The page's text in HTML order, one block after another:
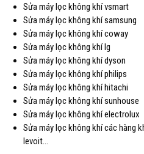
Sửa máy lọc không khí vsmart
Sửa máy lọc không khí samsung
Sửa máy lọc không khí coway
Sửa máy lọc không khí lg
Sửa máy lọc không khí dyson
Sửa máy lọc không khí philips
Sửa máy lọc không khí hitachi
Sửa máy lọc không khí sunhouse
Sửa máy lọc không khí electrolux
Sửa máy lọc không khí các hàng
levoit…